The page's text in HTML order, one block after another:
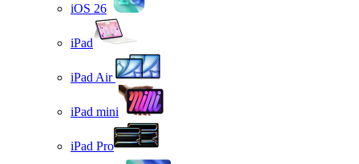
iOS 26
iPad
iPad Air
iPad mini
iPad Pro